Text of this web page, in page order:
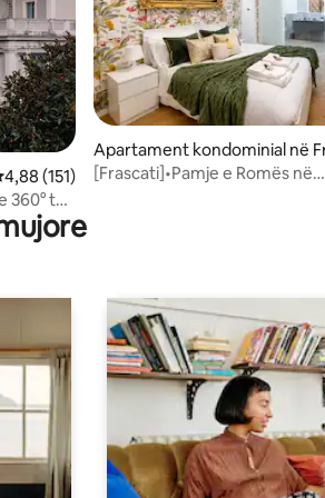
mesatar 4,88 nga 5, 151 vlerësime
4,88 (151)
360° të
Apartament kondominial në
cati
[Frascati]•Pamje e Romës në